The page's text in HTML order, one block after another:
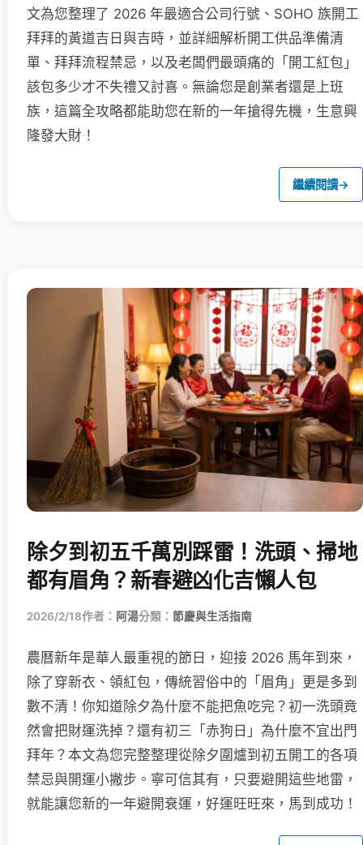
文為您整理了 2026 年最適合公司行號、SOHO 族開工
拜拜的黃道吉日與吉時，並詳細解析開工供品準備清
單、拜拜流程禁忌，以及老闆們最頭痛的「開工紅包」
該包多少才不失禮又討喜。無論您是創業者還是上班
族，這篇全攻略都能助您在新的一年搶得先機，生意興
隆發大財！
繼續閱讀→
除夕到初五千萬別踩雷！洗頭、掃地
都有眉角？新春避凶化吉懶人包
2026/2/18作者： 阿湯分類： 節慶與生活指南
農曆新年是華人最重視的節日，迎接 2026 馬年到來，
除了穿新衣、領紅包，傳統習俗中的「眉角」更是多到
數不清！你知道除夕為什麼不能把魚吃完？初一洗頭竟
然會把財運洗掉？還有初三「赤狗日」為什麼不宜出門
拜年？本文為您完整整理從除夕圍爐到初五開工的各項
禁忌與開運小撇步。寧可信其有，只要避開這些地雷，
就能讓您新的一年避開衰運，好運旺旺來，馬到成功！